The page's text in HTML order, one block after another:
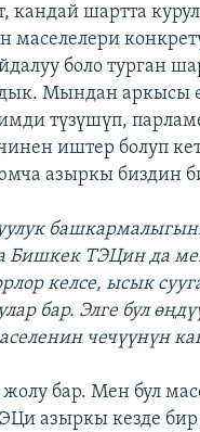
шартта
маселелери
боло турган
Мындан аркысы
түзүшүп,
иштер болуп
азыркы биздин
Бишкек ТЭЦин да
келсе, ысык
бар. Элге бул
чечүүнүн
жолу бар. Мен бул
азыркы кезде